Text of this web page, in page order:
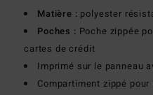
Matière : polyester
Poches : Poche zippée
cartes de crédit
Imprimé sur le panneau
Compartiment zippé